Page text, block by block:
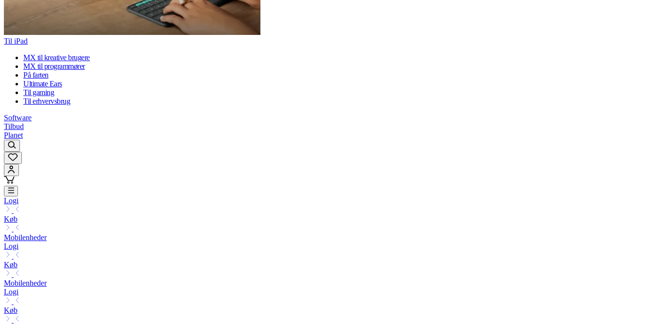
Til iPad
MX til kreative brugere
MX til programmører
På farten
Ultimate Ears
Til gaming
Til erhvervsbrug
Software
Tilbud
Planet
Logi
Køb
Mobilenheder
Logi
Køb
Mobilenheder
Logi
Køb